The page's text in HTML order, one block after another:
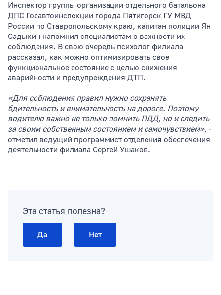
Инспектор группы организации отдельного батальона
ДПС Госавтоинспекции города Пятигорск ГУ МВД
России по Ставропольскому краю, капитан полиции Ян
Садыкин напомнил специалистам о важности их
соблюдения. В свою очередь психолог филиала
рассказал, как можно оптимизировать свое
функциональное состояние с целью снижения
аварийности и предупреждения ДТП.
«Для соблюдения правил нужно сохранять
бдительность и внимательность на дороге. Поэтому
водителю важно не только помнить ПДД, но и следить
за своим собственным состоянием и самочувствием», -
отметил ведущий программист отделения обеспечения
деятельности филиала Сергей Ушаков.
Эта статья полезна?
Да Нет